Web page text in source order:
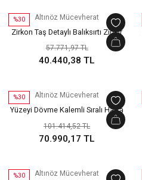
%30 Altınöz Mücevherat
Zirkon Taş Detaylı Balıksırtı Zincir
Yonca Figürlü Yeşil Altın Bileklik
57.771,97 TL
40.440,38 TL
%30 Altınöz Mücevherat
Yüzeyi Dövme Kalemli Sıralı Halka
Geçişli Yeşil Altın Bileklik
101.414,52 TL
70.990,17 TL
%30 Altınöz Mücevherat